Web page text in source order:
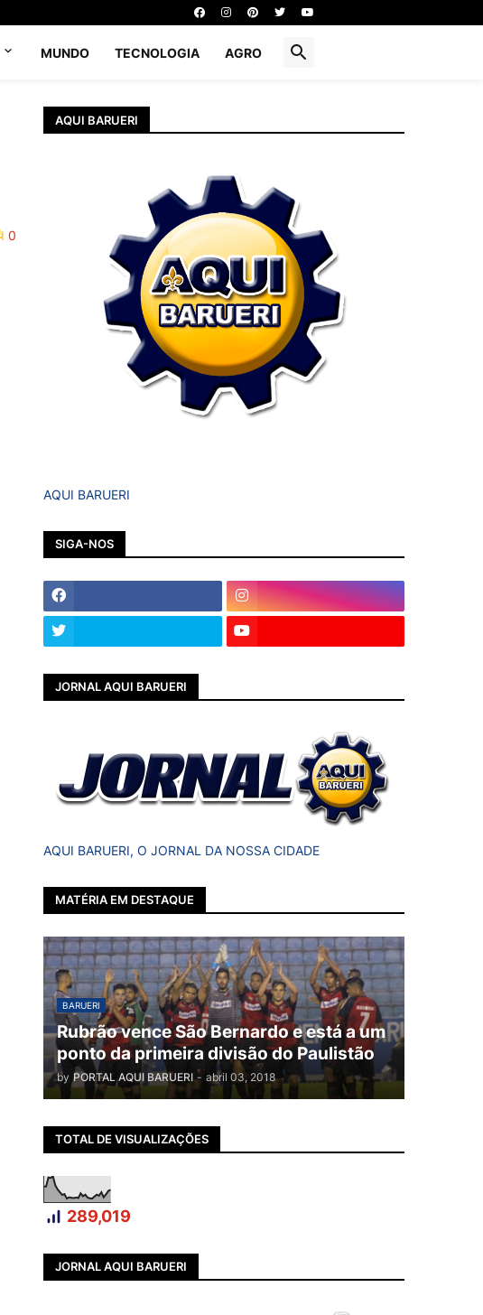
MUNDO TECNOLOGIA AGRO
0
AQUI BARUERI
AQUI BARUERI
SIGA-NOS
JORNAL AQUI BARUERI
AQUI BARUERI, O JORNAL DA NOSSA CIDADE
MATÉRIA EM DESTAQUE
BARUERI
Rubrão vence São Bernardo e está a um
ponto da primeira divisão do Paulistão
by PORTAL AQUI BARUERI - abril 03, 2018
TOTAL DE VISUALIZAÇÕES
289,019
JORNAL AQUI BARUERI